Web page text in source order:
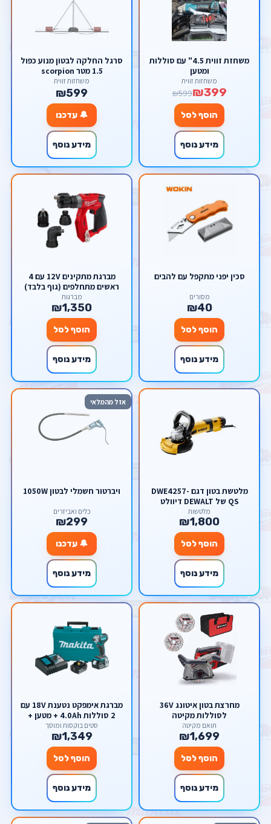
משחזת זווית 4.5" עם סוללות
ומטען
משחזות זווית
₪399
₪599
הוסף לסל
מידע נוסף
סרגל החלקה לבטון מנוע כפול
1.5 מטר scorpion
משחזות זווית
₪599
🔔 עדכנו
מידע נוסף
סכין יפני מתקפל עם להבים
מסורים
₪40
הוסף לסל
מידע נוסף
מברגת מתקינים 12V עם 4
ראשים מתחלפים (גוף בלבד)
Milwaukee M12 FDDX /
2505-20
מברגות
₪1,350
הוסף לסל
מידע נוסף
מלטשת בטון דגם DWE4257-
QS של DEWALT דיוולט
מלטשות
₪1,800
הוסף לסל
מידע נוסף
אזל מהמלאי
ויברטור חשמלי לבטון 1050W
כלים ואביזרים
₪299
🔔 עדכנו
מידע נוסף
מחרצת בטון איטונג 36V
לסוללות מקיטה
תואם מקיטה
₪1,699
הוסף לסל
מידע נוסף
מברגת אימפקט נטענת 18V עם
2 סוללות 4.0Ah + מטען +
מזוודת נשיאה Makita LXT
18V DTD153RTE
סטים בוקסות ומוסך
₪1,349
הוסף לסל
מידע נוסף